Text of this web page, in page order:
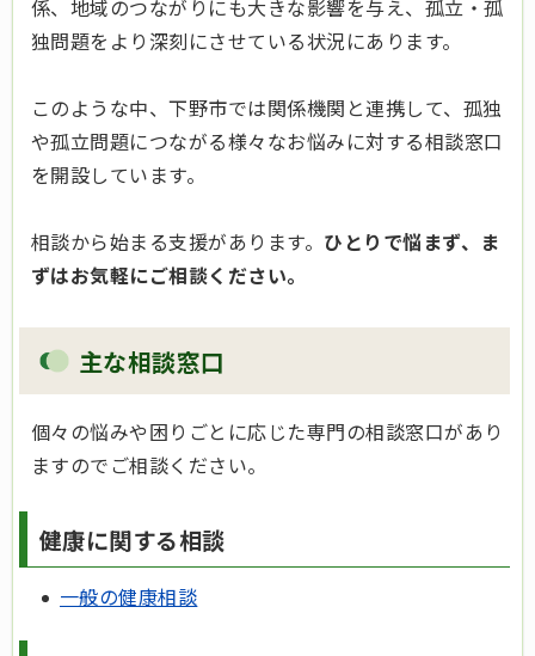
係、地域のつながりにも大きな影響を与え、孤立・孤
独問題をより深刻にさせている状況にあります。
このような中、下野市では関係機関と連携して、孤独
や孤立問題につながる様々なお悩みに対する相談窓口
を開設しています。
相談から始まる支援があります。 ひとりで悩まず、ま
ずはお気軽にご相談ください。
主な相談窓口
個々の悩みや困りごとに応じた専門の相談窓口があり
ますのでご相談ください。
健康に関する相談
一般の健康相談